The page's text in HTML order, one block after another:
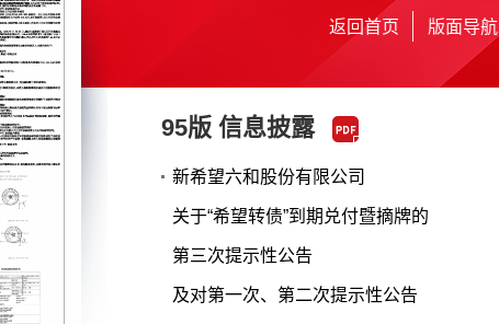
返回首页 版面导航
95版 信息披露
新希望六和股份有限公司
关于“希望转债”到期兑付暨摘牌的
第三次提示性公告
及对第一次、第二次提示性公告